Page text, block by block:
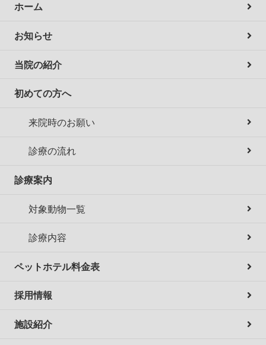
ホーム
お知らせ
当院の紹介
初めての方へ
来院時のお願い
診療の流れ
診療案内
対象動物一覧
診療内容
ペットホテル料金表
採用情報
施設紹介